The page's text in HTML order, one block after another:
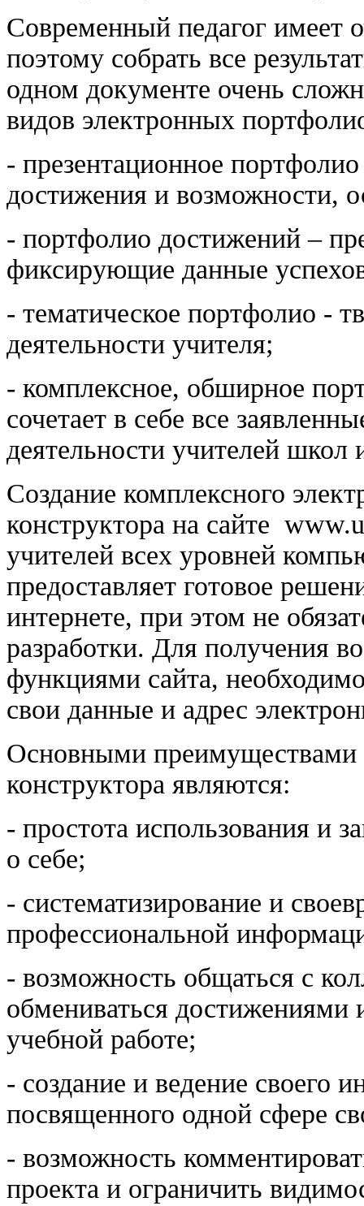
Современный педагог имеет
поэтому собрать все
одном документе очень
видов электронных
- презентационное
достижения и возможности,
- портфолио достижений –
фиксирующие данные
- тематическое портфолио -
деятельности учителя;
- комплексное, обширное
сочетает в себе все
деятельности учителей школ
Создание комплексного
конструктора на сайте
учителей всех уровней
предоставляет готовое
интернете, при этом не
разработки. Для получения
функциями сайта,
свои данные и адрес
Основными преимуществами
конструктора являются:
- простота использования и
о себе;
- систематизирование и
профессиональной
- возможность общаться с
обмениваться
учебной работе;
- создание и ведение своего
посвященного одной сфере
- возможность
проекта и ограничить